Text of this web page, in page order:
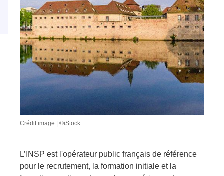
Crédit image | ©iStock
L’INSP est l'opérateur public français de référence
pour le recrutement, la formation initiale et la